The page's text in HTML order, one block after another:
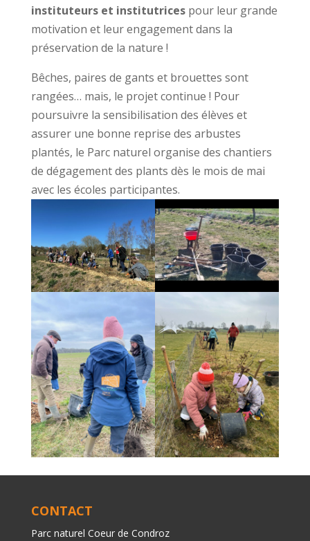
instituteurs et institutricespour leur grande
motivation et leur engagement dans la
préservation de la nature !
Bêches, paires de gants et brouettes sont
rangées… mais, le projet continue ! Pour
poursuivre la sensibilisation des élèves et
assurer une bonne reprise des arbustes
plantés, le Parc naturel organise des chantiers
de dégagement des plants dès le mois de mai
avec les écoles participantes.
CONTACT
Parc naturel Coeur de Condroz